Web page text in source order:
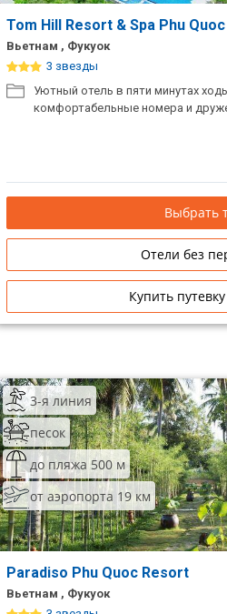
Tom Hill Resort & Spa Phu Quoc
Вьетнам , Фукуок
3 звезды
Уютный отель в пяти минутах
комфортабельные номера и
Выбрать
Отели без
Купить
3-я линия
песок
до пляжа 500 м
от аэропорта 19 км
Paradiso Phu Quoc Resort
Вьетнам , Фукуок